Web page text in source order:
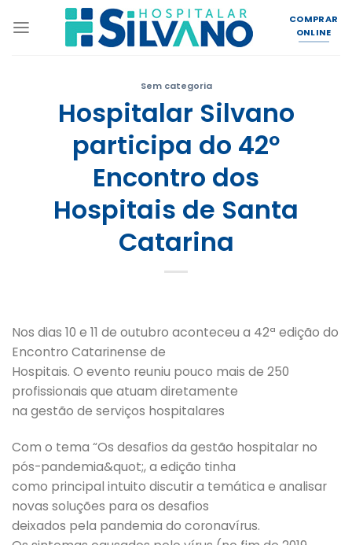
COMPRAR
ONLINE
Sem categoria
Hospitalar Silvano
participa do 42º
Encontro dos
Hospitais de Santa
Catarina
Nos dias 10 e 11 de outubro aconteceu a 42ª edição do
Encontro Catarinense de
Hospitais. O evento reuniu pouco mais de 250
profissionais que atuam diretamente
na gestão de serviços hospitalares
Com o tema “Os desafios da gestão hospitalar no
pós-pandemia&quot;, a edição tinha
como principal intuito discutir a temática e analisar
novas soluções para os desafios
deixados pela pandemia do coronavírus.